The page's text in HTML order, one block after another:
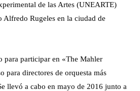
de las Artes (UNEARTE)
Alfredo Rugeles en la ciudad de
para participar en «The Mahler
para directores de orquesta más
llevó a cabo en mayo de 2016 junto a